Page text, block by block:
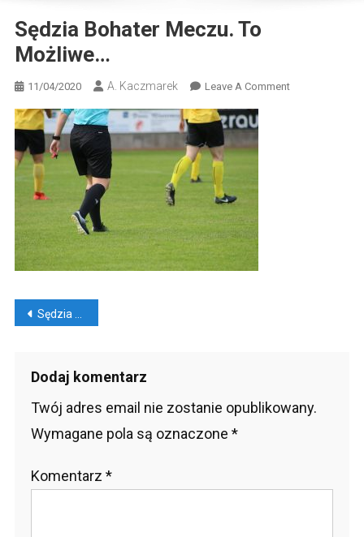
Sędzia Bohater Meczu. To
Możliwe…
11/04/2020 A. Kaczmarek Leave A CommentOn
Nawigacja
Sędzia – bohater meczu? To możliwe…
Dodaj komentarz
Twój adres email nie zostanie opublikowany.
Wymagane pola są oznaczone *
Komentarz *